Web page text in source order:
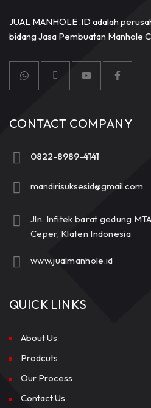
JUAL MANHOLE .ID adalah
bidang Jasa Pembuatan Manhole
CONTACT COMPANY
0822-8989-4141
mandirisuksesid@gmail.com
Jln. Infitek barat gedung
Ceper, Klaten Indonesia
www.jualmanhole.id
QUICK LINKS
About Us
Prodcuts
Our Process
Contact Us